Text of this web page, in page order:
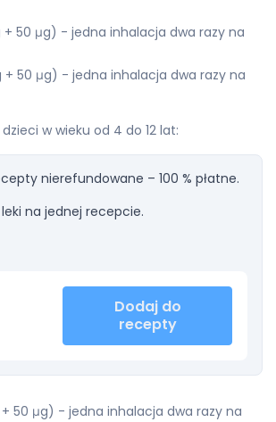
+ 50 μg) - jedna inhalacja dwa razy na
+ 50 μg) - jedna inhalacja dwa razy na
w wieku od 4 do 12 lat:
nierefundowane – 100 % płatne.
na jednej recepcie.
Dodaj do
recepty
+ 50 μg) - jedna inhalacja dwa razy na